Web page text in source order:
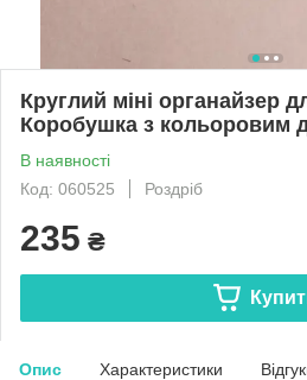
Круглий міні органайзер
Коробушка з кольоровим
В наявності
Код: 060525
Роздріб
235 ₴
Опис Характеристики